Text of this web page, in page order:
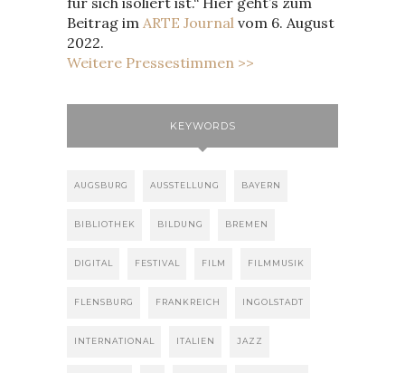
Beitrag im ARTE Journal vom 6. August
2022.
Weitere Pressestimmen >>
KEYWORDS
AUGSBURG AUSSTELLUNG BAYERN
BIBLIOTHEK BILDUNG BREMEN
DIGITAL FESTIVAL FILM FILMMUSIK
FLENSBURG FRANKREICH INGOLSTADT
INTERNATIONAL ITALIEN JAZZ